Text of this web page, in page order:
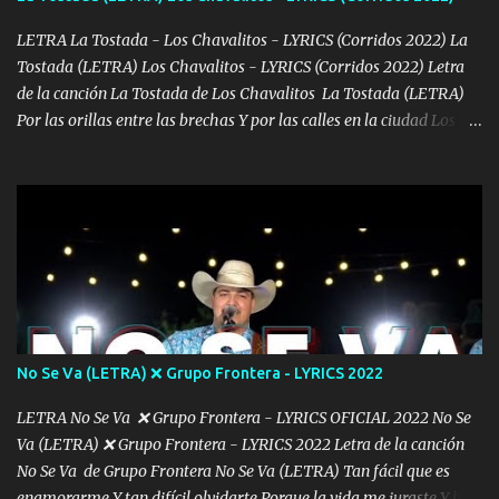
MOTA SOLO LA FUMAMOS DONDE SE ME ANTOJA UN GALLO
FORJAMOS ESTOY BIEN CONECTADO Y GENTE TRAIGO AL
MANDO YA DIJE MI NOMBRE Y NI CUENTA SE HAN DADO♦️🔷
CON CUIDADO Y PRECAVIDO ME LA PASÓ CON LOS GRING0S
HAY QUE SER DISIMULADO 🔷♦️🔷 MÚSICA 🍀💶🍀💶💵💶🍀💶🍀💶
LETRA La Tostada - Los Chavalitos - LYRICS (Corridos 2022) La
Tostada (LETRA) Los Chavalitos - LYRICS (Corridos 2022) Letra
de la canción La Tostada de Los Chavalitos La Tostada (LETRA)
Por las orillas entre las brechas Y por las calles en la ciudad Los
para el antojó Los lanza papas caliente van Un tartamudo que
nunca me habla Pero que los hace recular Uno con banda y no es
con tuba Un mínimi para tronar Docientos tiros andan filosos Sus
vacaciones quieren agarrar Muy bien copiado mis chavalones
Todos en unos al patrullar Los del estado y cascos negros Trucha
con ellos pal norte van Aquí hay de toño para atorarlos Pero mejor
los vamos a esquivar Porque entre ellos hay en cubierto Sus
movimientos vamos a checar Hemos topado con los del agua Y
con los de la guardia nacional Nos han quitado a...
No Se Va (LETRA) ❌ Grupo Frontera - LYRICS 2022
LETRA No Se Va ❌ Grupo Frontera - LYRICS OFICIAL 2022 No Se
Va (LETRA) ❌ Grupo Frontera - LYRICS 2022 Letra de la canción
No Se Va de Grupo Frontera No Se Va (LETRA) Tan fácil que es